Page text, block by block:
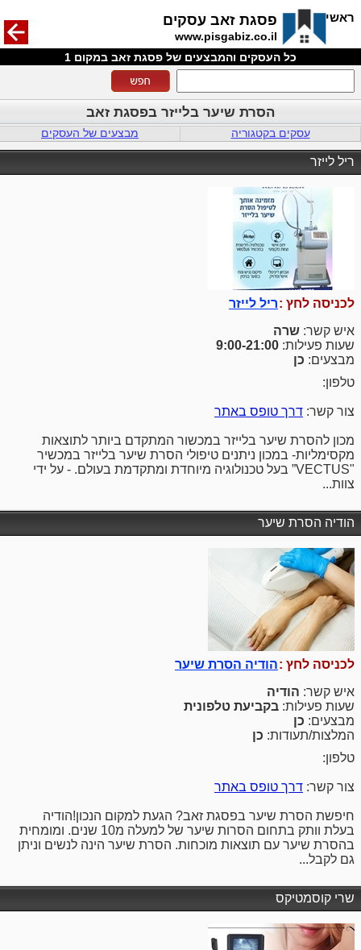
פסגת זאב עסקים
www.pisgabiz.co.il
ראשי
כל העסקים והמבצעים של פסגת זאב במקום 1
הסרת שיער בלייזר בפסגת זאב
עסקים בקטגוריה מבצעים של העסקים
ריל לייזר
לכניסה לחץ :ריל לייזר
איש קשר: שרה
שעות פעילות: 9:00-21:00
מבצעים: כן
טלפון:
צור קשר: דרך טופס באתר
מכון להסרת שיער בלייזר במכשור המתקדם ביותר לתוצאות
מקסימליות- במכון ניתנים טיפולי הסרת שיער בלייזר במכשיר
"VECTUS” בעל טכנולוגיה מיוחדת ומתקדמת בעולם. - על ידי
צוות...
הודיה הסרת שיער
לכניסה לחץ :הודיה הסרת שיער
איש קשר: הודיה
שעות פעילות: בקביעת טלפונית
מבצעים: כן
המלצות/תעודות: כן
טלפון:
צור קשר: דרך טופס באתר
חיפשת הסרת שיער בפסגת זאב? הגעת למקום הנכון!הודיה
בעלת וותק בתחום הסרות שיער של למעלה מ10 שנים. ומומחית
בהסרת שיער עם תוצאות מוכחות. הסרת שיער הינה לנשים וניתן
גם לקבל...
שרי קוסמטיקס